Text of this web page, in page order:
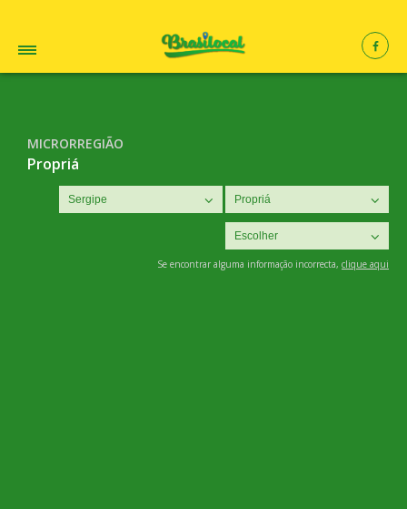
MICRORREGIÃO
Propriá
Se encontrar alguma informação incorrecta, clique aqui